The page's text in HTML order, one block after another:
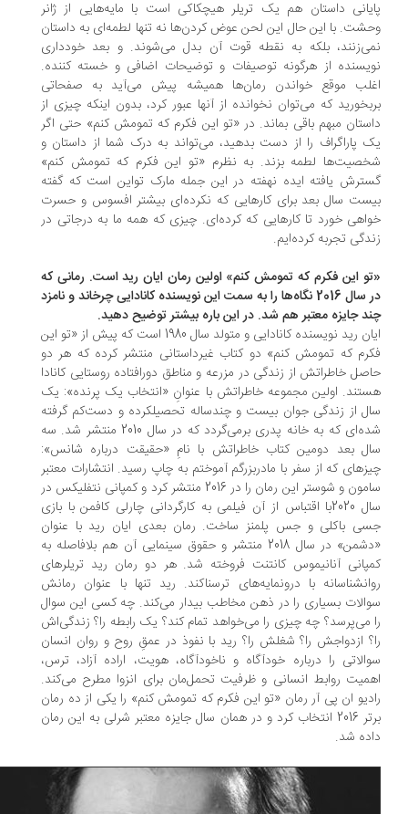
داستان هم یک تریلر هیچکاکی است با مایه‌­هایی از ژانر
با این حال این لحن ­عوض­ کردن­‌ها نه تنها لطمه­‌ای به داستان
بلکه به نقطه­ قوت آن بدل می­‌شوند. و بعد خودداری
از هرگونه توصیفات و توضیحات اضافی و خسته کننده.
موقع خواندن رمان­‌ها همیشه پیش می­‌آید به صفحاتی
که می‌‌توان نخوانده از آنها عبور کرد، بدون اینکه چیزی از
مبهم باقی بماند. در «تو این فکرم که تمومش کنم» حتی اگر
پاراگراف را از دست بدهید، می­‌تواند به درک شما از داستان و
لطمه بزند. به نظرم «تو این فکرم که تمومش کنم»
یافته ایده­ نهفته در این جمله­ مارک تواین است که گفته
سال بعد برای کارهایی که نکرده‌­ای بیشتر افسوس و حسرت
خورد تا کارهایی که کرده­‌ای. چیزی که همه­ ما به درجاتی در
تجربه کرده­‌ایم.
این فکرم که تمومش کنم» اولین رمان ایان رید است. رمانی که
در سال 2016 نگاه‌ها را به سمت این نویسنده کانادایی چرخاند و نامزد
جایزه معتبر هم شد. در این باره بیشتر توضیح دهید.
ایان رید نویسنده­ کانادایی و متولد سال 1980 است که پیش از «تو این
که تمومش کنم» دو کتاب غیرداستانی منتشر کرده که هر دو
خاطراتش از زندگی در مزرعه و مناطق دورافتاده­ روستایی کانادا
اولین مجموعه خاطراتش با عنوانِ «انتخاب یک پرنده»: یک
از زندگی جوان بیست و چندساله­ تحصیلکرده و دست­‌کم گرفته
شده­‌ای که به خانه­ پدری برمی­‌گردد که در سال 2010 منتشر شد. سه
بعد دومین کتاب خاطراتش با نامِ «حقیقت درباره­ شانس»:
که از سفر با مادربزرگم آموختم به چاپ رسید. انتشارات معتبر
سامون و شوستر این رمان را در 2016 منتشر کرد و کمپانی نتفلیکس در
سال 2020با اقتباس از آن فیلمی به کارگردانی چارلی کافمن با بازی
باکلی و جس پلمنز ساخت. رمان بعدی ایان رید با عنوان
«دشمن» در سال 2018 منتشر و حقوق سینمایی آن هم بلافاصله به
آنانیموس کانتنت فروخته شد. هر دو رمان رید تریلرهای
با درون­مایه­‌های ترسناکند. رید تنها با عنوان رمانش
بسیاری را در ذهن مخاطب بیدار می­‌کند. چه کسی این سوال
می­‌پرسد؟ چه چیزی را می­‌خواهد تمام کند؟ یک رابطه را؟ زندگی­‌اش
ازدواجش را؟ شغلش را؟ رید با نفوذ در عمقِ روح و روان انسان
را درباره­ خودآگاه و ناخودآگاه، هویت، اراده­ آزاد، ترس،
روابط انسانی و ظرفیت تحمل­‌مان برای انزوا مطرح می­‌کند.
ان ­پی ­آر رمان «تو این فکرم که تمومش کنم» را یکی از ده رمان
برتر 2016 انتخاب کرد و در همان سال جایزه­ معتبر شرلی به این رمان
شد.